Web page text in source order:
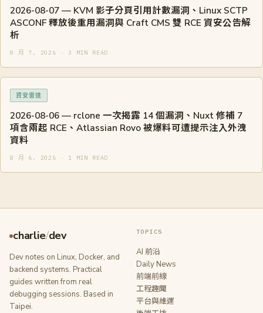
2026-08-07 — KVM 影子分頁引用計數漏洞、Linux SCTP
ASCONF 釋放後重用漏洞與 Craft CMS 雙 RCE 資安公告解
析
8 月 7, 2026 · 3 MIN READ
資安雷達
2026-08-06 — rclone 一次揭露 14 個漏洞、Nuxt 修補 7
項含兩起 RCE、Atlassian Rovo 被爆料可遭提示注入外洩
資料
8 月 6, 2026 · 1 MIN READ
charlie/dev
Dev notes on Linux, Docker, and
backend systems. Practical
guides written from real
debugging sessions. Based in
Taipei.
TOPICS
AI 前沿
Daily News
前端前線
工程趣聞
平台與維運